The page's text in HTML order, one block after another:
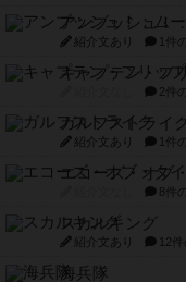
アンブッシュ！
紹介文あり 1件
キャプテン・フ
2件
ガルフストライク
紹介文あり 1件
エコーズ・オブ
8件
スカルキング
紹介文あり 12件
海兵隊